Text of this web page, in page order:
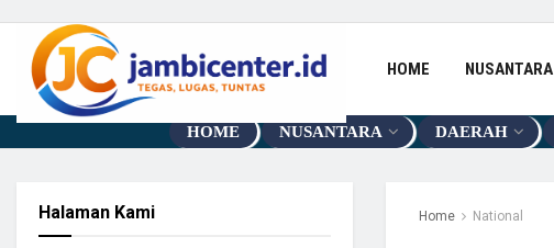
HOME NUSANTARA
HOME NUSANTARA DAERAH
Home National
Halaman Kami